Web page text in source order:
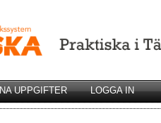
UPPGIFTER LOGGA IN